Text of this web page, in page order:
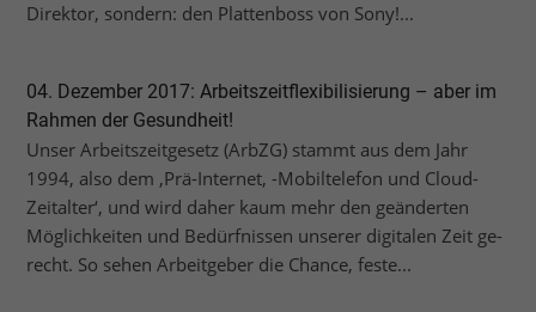
Direktor, sondern: den Plattenboss von Sony!...
04. Dezember 2017: Arbeitszeitflexibilisierung – aber im
Rahmen der Gesundheit!
Unser Arbeitszeitgesetz (ArbZG) stammt aus dem Jahr
1994, also dem ,Prä-Internet, -Mobiltelefon und Cloud-
Zeitalter‘, und wird daher kaum mehr den geänderten
Möglichkeiten und Bedürfnissen unserer digitalen Zeit ge-
recht. So sehen Arbeitgeber die Chance, feste...